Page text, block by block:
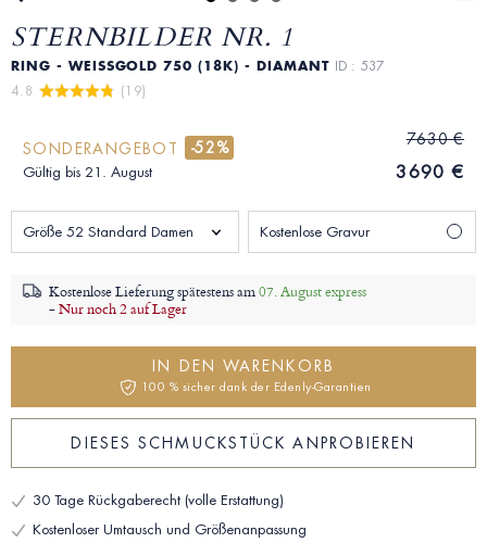
STERNBILDER NR. 1
RING - WEISSGOLD 750 (18K) - DIAMANT ID : 537
4.8
(19)
SONDERANGEBOT -52%
Gültig bis 21. August
7630 €
3690 €
Größe 52 Standard Damen Kostenlose Gravur
Kostenlose Lieferung spätestens am07. August express
-Nur noch 2 auf Lager
IN DEN WARENKORB
100 % sicher dank der Edenly-Garantien
DIESES SCHMUCKSTÜCK ANPROBIEREN
30 Tage Rückgaberecht (volle Erstattung)
Kostenloser Umtausch und Größenanpassung